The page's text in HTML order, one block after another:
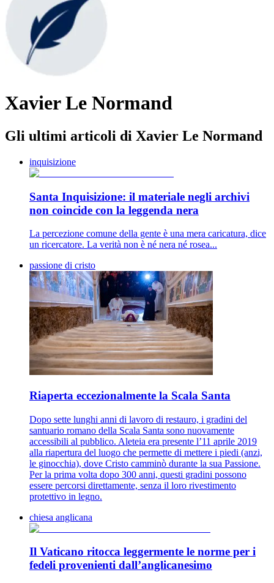
Xavier Le Normand
Gli ultimi articoli di Xavier Le Normand
inquisizione
Santa Inquisizione: il materiale negli archivi
non coincide con la leggenda nera
La percezione comune della gente è una mera caricatura, dice
un ricercatore. La verità non è né nera né rosea...
passione di cristo
Riaperta eccezionalmente la Scala Santa
Dopo sette lunghi anni di lavoro di restauro, i gradini del
santuario romano della Scala Santa sono nuovamente
accessibili al pubblico. Aleteia era presente l’11 aprile 2019
alla riapertura del luogo che permette di mettere i piedi (anzi,
le ginocchia), dove Cristo camminò durante la sua Passione.
Per la prima volta dopo 300 anni, questi gradini possono
essere percorsi direttamente, senza il loro rivestimento
protettivo in legno.
chiesa anglicana
Il Vaticano ritocca leggermente le norme per i
fedeli provenienti dall’anglicanesimo